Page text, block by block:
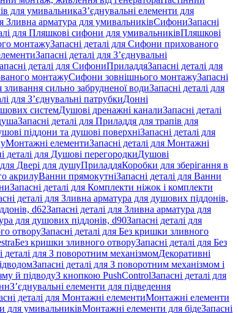
для умивальникаЗ’єднувальні елементи для
Зливна арматура для умивальниківСифониЗапасні
для Пляшкові сифони для умивальниківПляшкові
монтажуЗапасні деталі для Сифони прихованого
Запасні деталі для З’єднувальні
деталі для СифониПриладдяЗапасні деталі для
монтажуСифони зовнішнього монтажуЗапасні
сильно забрудненої водиЗапасні деталі для
для З’єднувальні патрубкиДонні
системДушові дренажні каналиЗапасні деталі
Запасні деталі для Приладдя для трапів для
піддони та душові поверхніЗапасні деталі для
Монтажні елементиЗапасні деталі для Монтажні
деталі для Душові перегородкиДушові
для Двері для душуПриладдяКоробки для зберігання в
акрилуВанни прямокутніЗапасні деталі для Ванни
Запасні деталі для Комплекти ніжок і комплекти
деталі для Зливна арматура для душових піддонів,
d62Запасні деталі для Зливна арматура для
для душових піддонів, d90Запасні деталі для
отворуЗапасні деталі для Без кришки зливного
Без кришки зливного отворуЗапасні деталі для Без
деталі для З поворотним механізмомДекоративні
Запасні деталі для З поворотним механізмом і
й підводуЗ кнопкою PushControlЗапасні деталі для
З’єднувальні елементи для підведення
деталі для Монтажні елементиМонтажні елементи
для умивальниківМонтажні елементи для бідеЗапасні